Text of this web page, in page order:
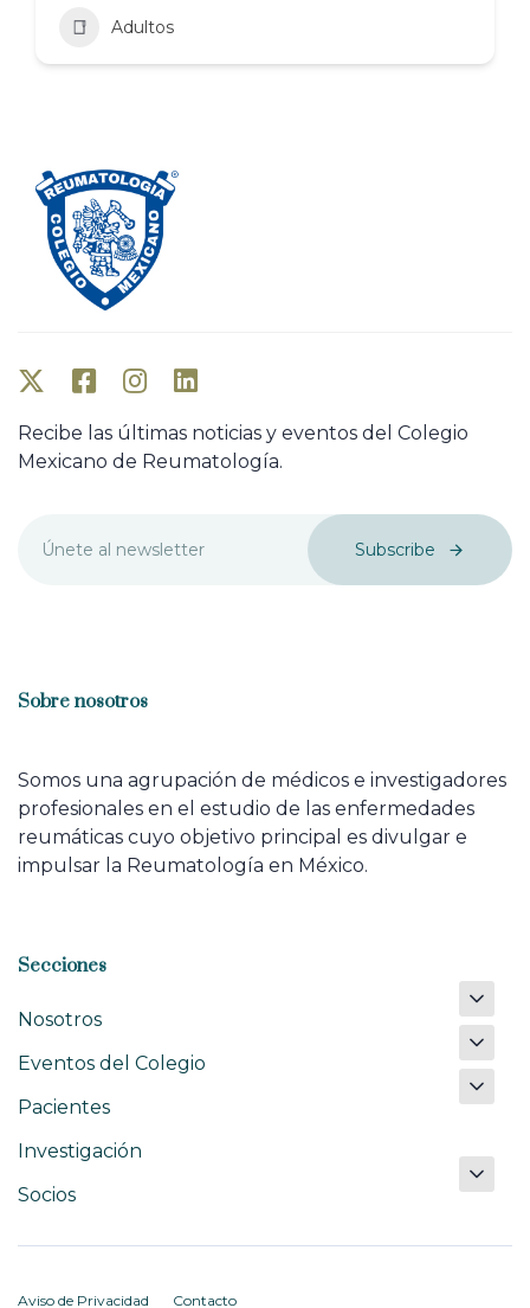
Adultos
Recibe las últimas noticias y eventos del Colegio
Mexicano de Reumatología.
Subscribe
Sobre nosotros
Somos una agrupación de médicos e investigadores
profesionales en el estudio de las enfermedades
reumáticas cuyo objetivo principal es divulgar e
impulsar la Reumatología en México.
Secciones
Nosotros
Eventos del Colegio
Pacientes
Investigación
Socios
Aviso de Privacidad Contacto